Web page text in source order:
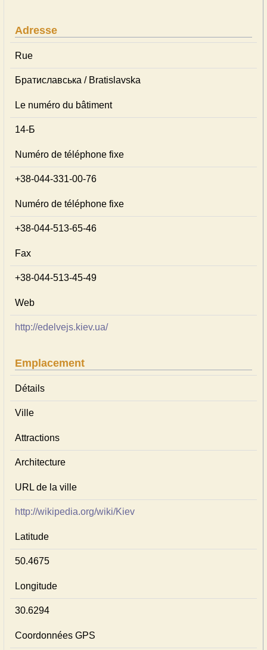
Adresse
Rue
Братиславська / Bratislavska
Le numéro du bâtiment
14-Б
Numéro de téléphone fixe
+38-044-331-00-76
Numéro de téléphone fixe
+38-044-513-65-46
Fax
+38-044-513-45-49
Web
http://edelvejs.kiev.ua/
Emplacement
Détails
Ville
Attractions
Architecture
URL de la ville
http://wikipedia.org/wiki/Kiev
Latitude
50.4675
Longitude
30.6294
Coordonnées GPS